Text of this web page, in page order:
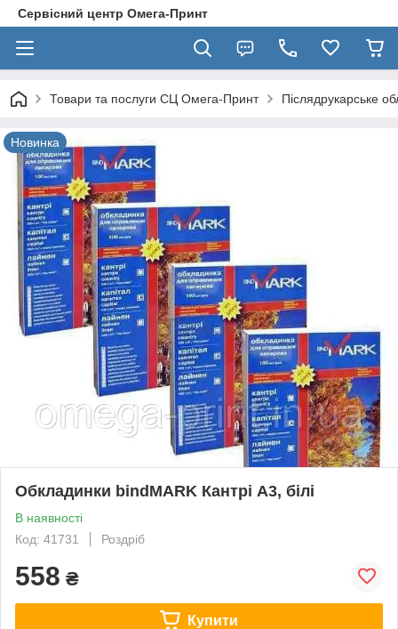
Сервісний центр Омега-Принт
Товари та послуги СЦ Омега-Принт Післядрукарське
Новинка
Обкладинки bindMARK Кантрі А3, білі
В наявності
Код: 41731
Роздріб
558 ₴
Купити